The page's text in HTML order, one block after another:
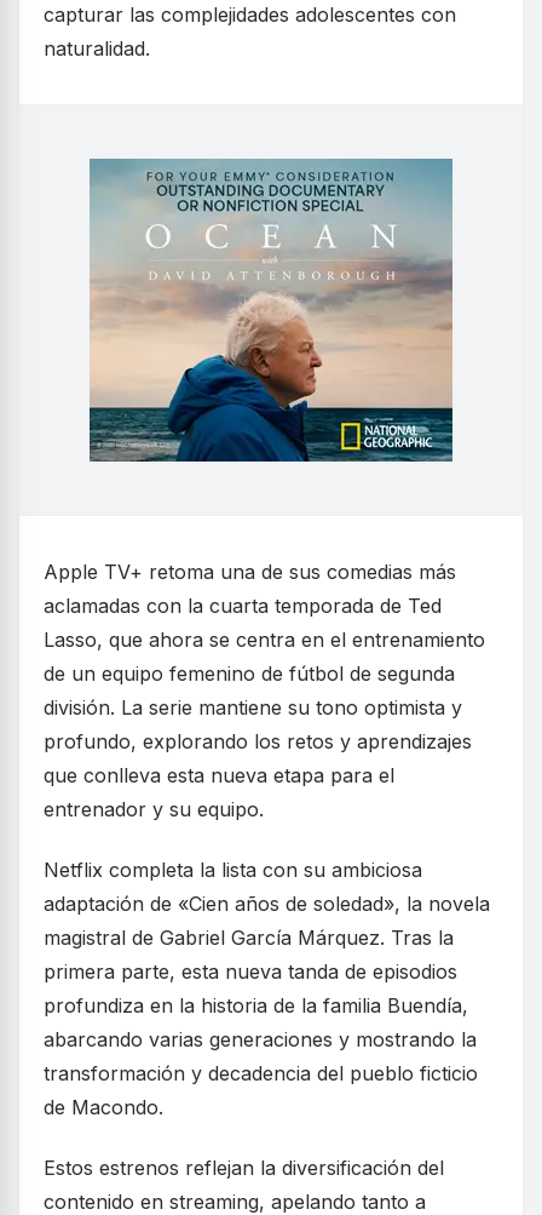
capturar las complejidades adolescentes con
naturalidad.
Apple TV+ retoma una de sus comedias más
aclamadas con la cuarta temporada de Ted
Lasso, que ahora se centra en el entrenamiento
de un equipo femenino de fútbol de segunda
división. La serie mantiene su tono optimista y
profundo, explorando los retos y aprendizajes
que conlleva esta nueva etapa para el
entrenador y su equipo.
Netflix completa la lista con su ambiciosa
adaptación de «Cien años de soledad», la novela
magistral de Gabriel García Márquez. Tras la
primera parte, esta nueva tanda de episodios
profundiza en la historia de la familia Buendía,
abarcando varias generaciones y mostrando la
transformación y decadencia del pueblo ficticio
de Macondo.
Estos estrenos reflejan la diversificación del
contenido en streaming, apelando tanto a